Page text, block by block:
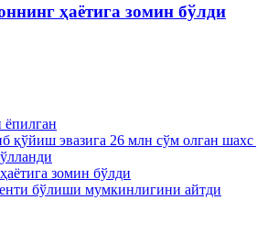
ҳаётига зомин бўлди
ёпилган
қўйиш эвазига 26 млн сўм олган
зомин бўлди
бўлиши мумкинлигини айтди